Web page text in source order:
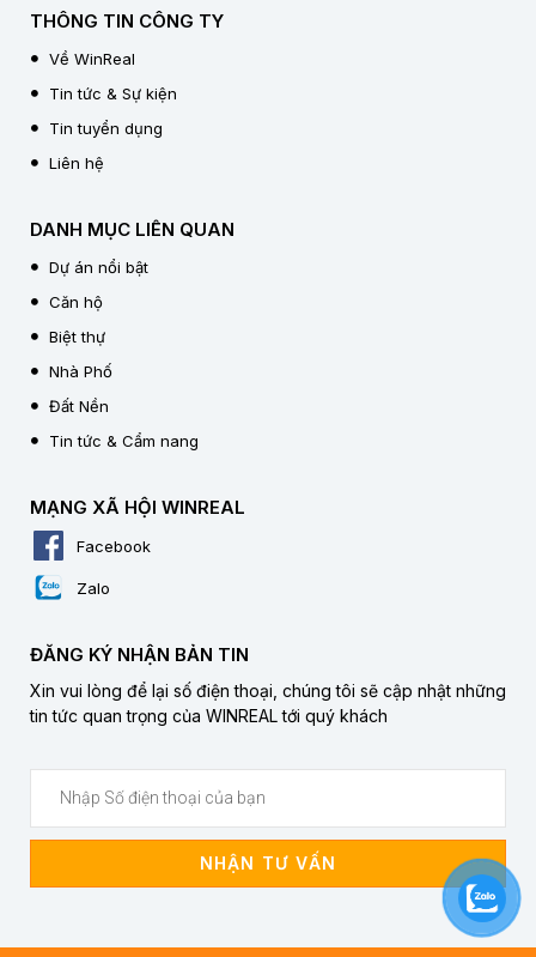
THÔNG TIN CÔNG TY
Về WinReal
Tin tức & Sự kiện
Tin tuyển dụng
Liên hệ
DANH MỤC LIÊN QUAN
Dự án nổi bật
Căn hộ
Biệt thự
Nhà Phố
Đất Nền
Tin tức & Cẩm nang
MẠNG XÃ HỘI WINREAL
Facebook
Zalo
ĐĂNG KÝ NHẬN BẢN TIN
Xin vui lòng để lại số điện thoại, chúng tôi sẽ cập nhật những
tin tức quan trọng của WINREAL tới quý khách
NHẬN TƯ VẤN